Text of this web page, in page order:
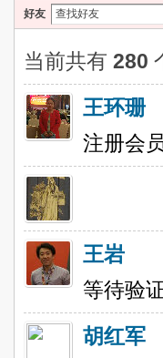
好友
当前共有 280
王环珊
注册会
王岩
等待验
胡红军